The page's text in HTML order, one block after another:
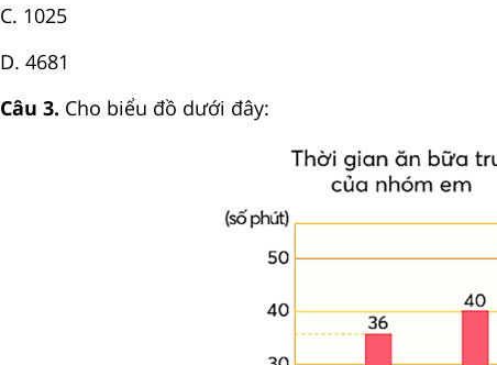
C. 1025
D. 4681
Câu 3. Cho biểu đồ dưới đây: